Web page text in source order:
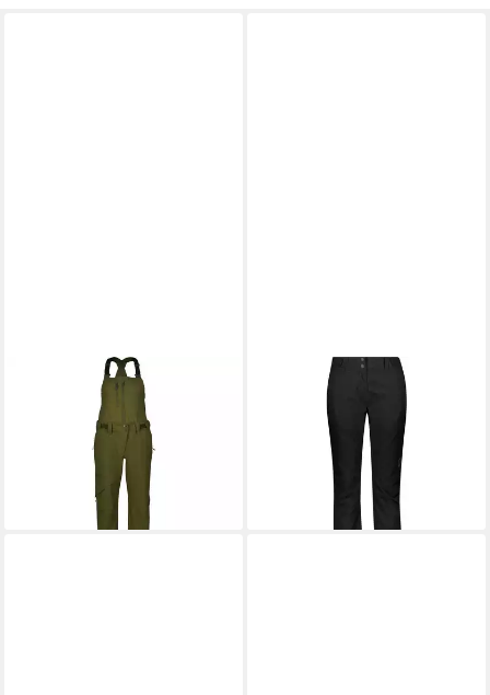
Skihose Pants W's
UVP 329,95 €
Skihose Pants W's
Ultimate Dryo 10
UVP 219,95 €
+11